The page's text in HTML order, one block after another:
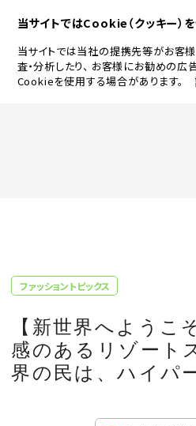
当サイトではCookie（クッキー）
当サイトでは当社の提携先等がお客
査・分析したり、 お客様にお勧めの広
Cookieを使用する場合があります。
LIFESTYLE
CULTURE
ファッショントピックス
【新世界へようこ
感のあるリゾート
界の民は、ハイパ